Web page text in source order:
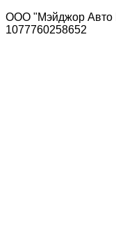
ООО "Мэйджор Авто
1077760258652